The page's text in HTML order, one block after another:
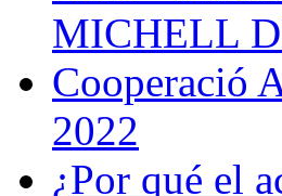
MICHELL
Cooperació
2022
¿Por qué el